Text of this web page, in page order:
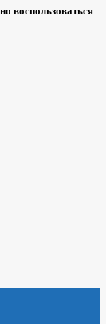
воспользоваться